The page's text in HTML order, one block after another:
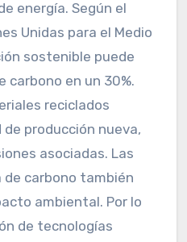
energía. Según el
Unidas para el Medio
sostenible puede
carbono en un 30%.
reciclados
producción nueva,
asociadas. Las
carbono también
ambiental. Por lo
de tecnologías